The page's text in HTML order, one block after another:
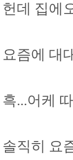
헌데 집에
요즘에 대
흑...어케
솔직히 요